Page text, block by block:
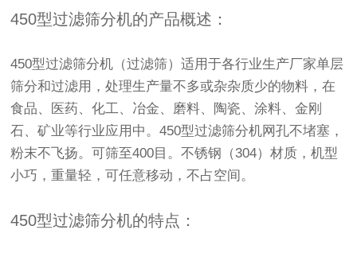
450型过滤筛分机的产品概述：
450型过滤筛分机（过滤筛）适用于各行业生产厂家单层
筛分和过滤用，处理生产量不多或杂杂质少的物料，在
食品、医药、化工、冶金、磨料、陶瓷、涂料、金刚
石、矿业等行业应用中。450型过滤筛分机网孔不堵塞，
粉末不飞扬。可筛至400目。不锈钢（304）材质，机型
小巧，重量轻，可任意移动，不占空间。
450型过滤筛分机的特点：